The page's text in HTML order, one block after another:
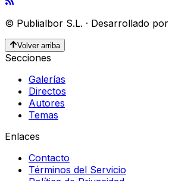
© Publialbor S.L. · Desarrollado por
Volver arriba
Secciones
Galerías
Directos
Autores
Temas
Enlaces
Contacto
Términos del Servicio